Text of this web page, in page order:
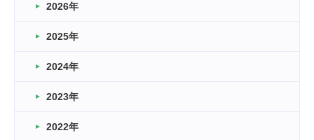
2026.03.16
車いすバスケとRくんのお話
卒業・卒園の季節★
2026.03.11
2026年
2025年
2024年
2023年
2022年